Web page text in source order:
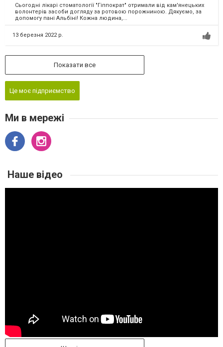
Сьогодні лікарі стоматології "Гіппократ" отримали від кам'янецьких
волонтерів засоби догляду за ротовою порожниною. Дякуємо, за
допомогу пані Альбіні! Кожна людина,...
13 березня 2022 р.
Показати все
Це моє підприємство
Ми в мережі
Наше відео